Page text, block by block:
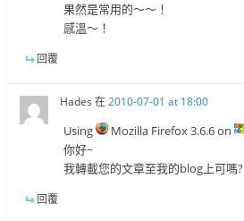
果然是常用的～～！
感溫～！
回覆
Hades 在2010-07-01 at 18:00
Using Mozilla Firefox 3.6.6 on
你好~
我轉載您的文章至我的blog上可嗎?
回覆